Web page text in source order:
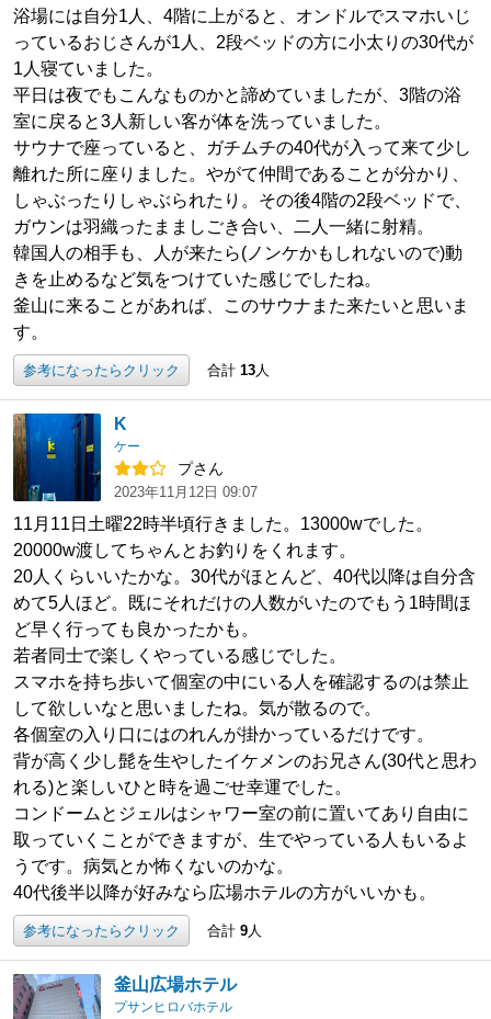
浴場には自分1人、4階に上がると、オンドルでスマホいじ
っているおじさんが1人、2段ベッドの方に小太りの30代が
1人寝ていました。
平日は夜でもこんなものかと諦めていましたが、3階の浴
室に戻ると3人新しい客が体を洗っていました。
サウナで座っていると、ガチムチの40代が入って来て少し
離れた所に座りました。やがて仲間であることが分かり、
しゃぶったりしゃぶられたり。その後4階の2段ベッドで、
ガウンは羽織ったまましごき合い、二人一緒に射精。
韓国人の相手も、人が来たら(ノンケかもしれないので)動
きを止めるなど気をつけていた感じでしたね。
釜山に来ることがあれば、このサウナまた来たいと思いま
す。
参考になったらクリック 合計 13人
K
ケー
プさん
2023年11月12日 09:07
11月11日土曜22時半頃行きました。13000wでした。
20000w渡してちゃんとお釣りをくれます。
20人くらいいたかな。30代がほとんど、40代以降は自分含
めて5人ほど。既にそれだけの人数がいたのでもう1時間ほ
ど早く行っても良かったかも。
若者同士で楽しくやっている感じでした。
スマホを持ち歩いて個室の中にいる人を確認するのは禁止
して欲しいなと思いましたね。気が散るので。
各個室の入り口にはのれんが掛かっているだけです。
背が高く少し髭を生やしたイケメンのお兄さん(30代と思わ
れる)と楽しいひと時を過ごせ幸運でした。
コンドームとジェルはシャワー室の前に置いてあり自由に
取っていくことができますが、生でやっている人もいるよ
うです。病気とか怖くないのかな。
40代後半以降が好みなら広場ホテルの方がいいかも。
参考になったらクリック 合計 9人
釜山広場ホテル
プサンヒロバホテル